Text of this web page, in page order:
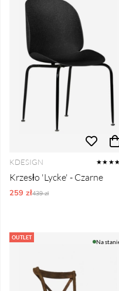
KDESIGN
Krzesło 'Lycke' - Czarne
259 złOrdynarne ceny:
439 zł
OUTLET
Na